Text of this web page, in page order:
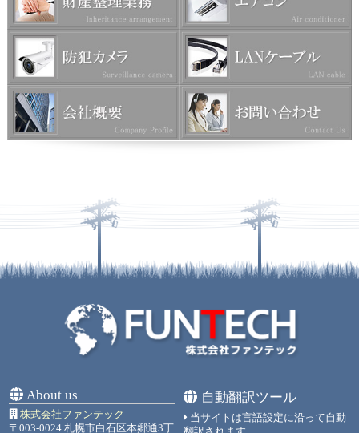
About us
株式会社ファンテック
〒003-0024 札幌市白石区本郷通3丁
自動翻訳ツール
当サイトは言語設定に沿って自動